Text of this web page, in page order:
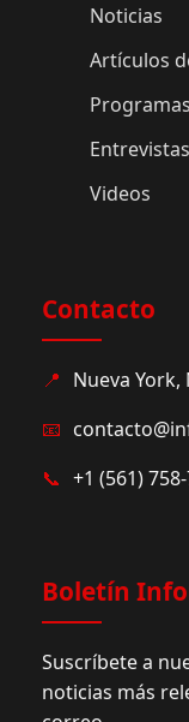
Noticias
Artículos
Programas
Entrevistas
Videos
Contacto
📍 Nueva York,
📧
📞 +1 (561)
Boletín
Suscríbete a
noticias más